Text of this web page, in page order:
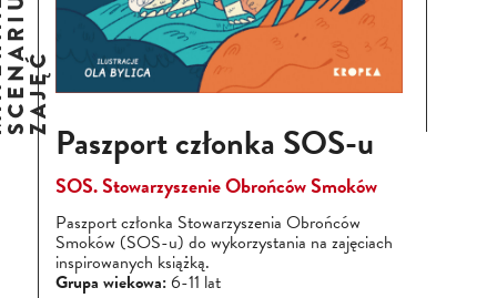
Ć
Paszport członka SOS-u
SOS. Stowarzyszenie Obrońców Smoków
Paszport członka Stowarzyszenia Obrońców
Smoków (SOS-u) do wykorzystania na zajęciach
inspirowanych książką.
Grupa wiekowa:6-11 lat